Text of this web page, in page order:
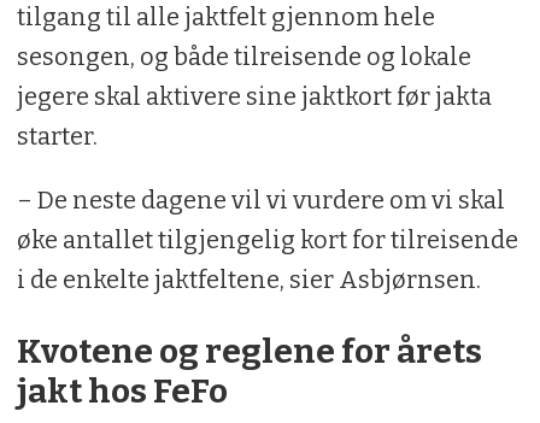
tilgang til alle jaktfelt gjennom hele
sesongen, og både tilreisende og lokale
jegere skal aktivere sine jaktkort før jakta
starter.
– De neste dagene vil vi vurdere om vi skal
øke antallet tilgjengelig kort for tilreisende
i de enkelte jaktfeltene, sier Asbjørnsen.
Kvotene og reglene for årets
jakt hos FeFo